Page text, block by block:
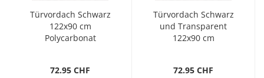
Türvordach Schwarz
122x90 cm
Polycarbonat
72.95 CHF
Türvordach Schwarz
und Transparent
122x90 cm
72.95 CHF